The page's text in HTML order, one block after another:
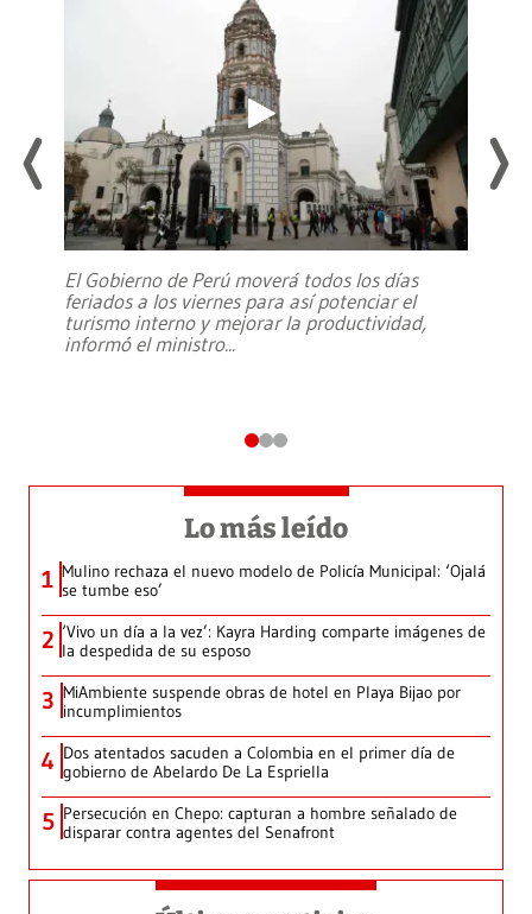
El Gobierno de Perú moverá todos los días
feriados a los viernes para así potenciar el
turismo interno y mejorar la productividad,
informó el ministro...
Lo más leído
1 Mulino rechaza el nuevo modelo de Policía Municipal: ‘Ojalá
se tumbe eso’
2 ‘Vivo un día a la vez’: Kayra Harding comparte imágenes de
la despedida de su esposo
3 MiAmbiente suspende obras de hotel en Playa Bijao por
incumplimientos
4 Dos atentados sacuden a Colombia en el primer día de
gobierno de Abelardo De La Espriella
5 Persecución en Chepo: capturan a hombre señalado de
disparar contra agentes del Senafront